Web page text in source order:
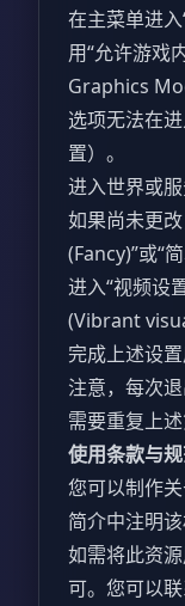
在主菜单进
用“允许游戏
Graphics
选项无法在
置）。
进入世界或服
如果尚未更
(Fancy)”或“
进入“视频设
(Vibrant
完成上述设
注意，每次
需要重复上
使用条款与
您可以制作
简介中注明
如需将此资
可。您可以